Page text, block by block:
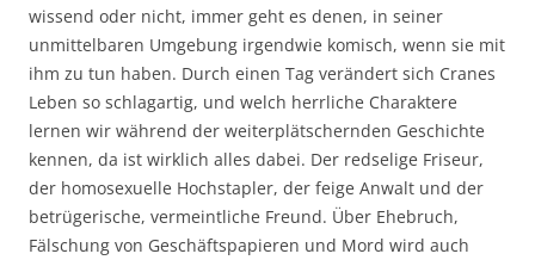
wissend oder nicht, immer geht es denen, in seiner
unmittelbaren Umgebung irgendwie komisch, wenn sie mit
ihm zu tun haben. Durch einen Tag verändert sich Cranes
Leben so schlagartig, und welch herrliche Charaktere
lernen wir während der weiterplätschernden Geschichte
kennen, da ist wirklich alles dabei. Der redselige Friseur,
der homosexuelle Hochstapler, der feige Anwalt und der
betrügerische, vermeintliche Freund. Über Ehebruch,
Fälschung von Geschäftspapieren und Mord wird auch